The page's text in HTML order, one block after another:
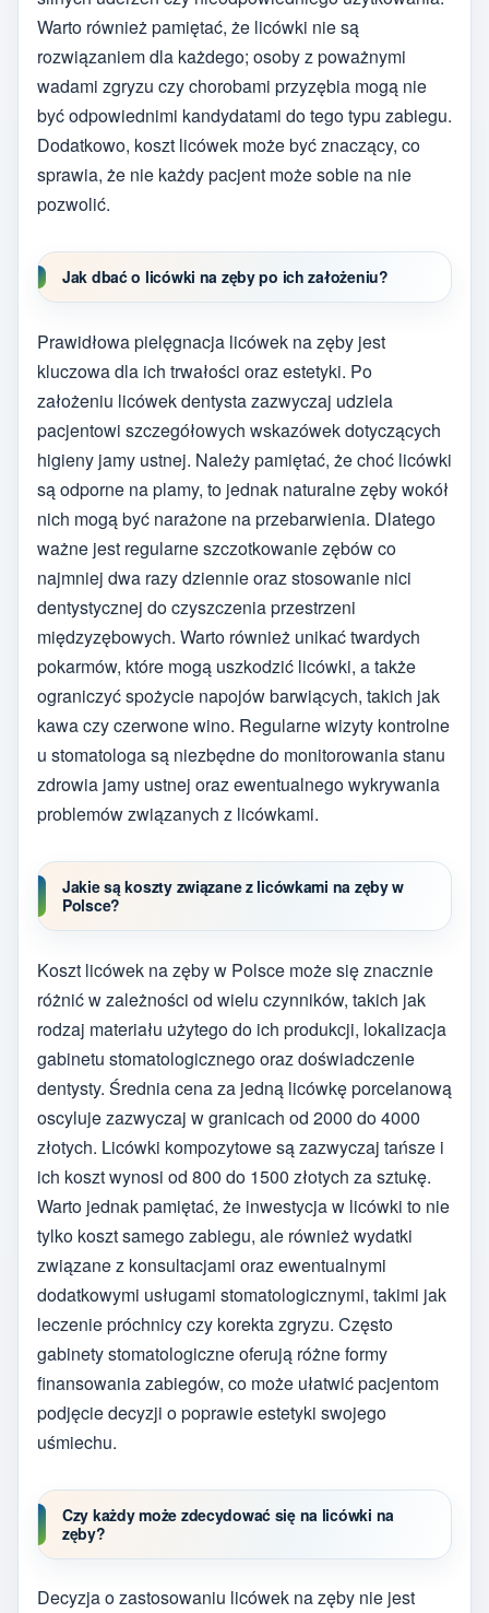
Warto również pamiętać, że licówki nie są
rozwiązaniem dla każdego; osoby z poważnymi
wadami zgryzu czy chorobami przyzębia mogą nie
być odpowiednimi kandydatami do tego typu zabiegu.
Dodatkowo, koszt licówek może być znaczący, co
sprawia, że nie każdy pacjent może sobie na nie
pozwolić.
Jak dbać o licówki na zęby po ich założeniu?
Prawidłowa pielęgnacja licówek na zęby jest
kluczowa dla ich trwałości oraz estetyki. Po
założeniu licówek dentysta zazwyczaj udziela
pacjentowi szczegółowych wskazówek dotyczących
higieny jamy ustnej. Należy pamiętać, że choć licówki
są odporne na plamy, to jednak naturalne zęby wokół
nich mogą być narażone na przebarwienia. Dlatego
ważne jest regularne szczotkowanie zębów co
najmniej dwa razy dziennie oraz stosowanie nici
dentystycznej do czyszczenia przestrzeni
międzyzębowych. Warto również unikać twardych
pokarmów, które mogą uszkodzić licówki, a także
ograniczyć spożycie napojów barwiących, takich jak
kawa czy czerwone wino. Regularne wizyty kontrolne
u stomatologa są niezbędne do monitorowania stanu
zdrowia jamy ustnej oraz ewentualnego wykrywania
problemów związanych z licówkami.
Jakie są koszty związane z licówkami na zęby w
Polsce?
Koszt licówek na zęby w Polsce może się znacznie
różnić w zależności od wielu czynników, takich jak
rodzaj materiału użytego do ich produkcji, lokalizacja
gabinetu stomatologicznego oraz doświadczenie
dentysty. Średnia cena za jedną licówkę porcelanową
oscyluje zazwyczaj w granicach od 2000 do 4000
złotych. Licówki kompozytowe są zazwyczaj tańsze i
ich koszt wynosi od 800 do 1500 złotych za sztukę.
Warto jednak pamiętać, że inwestycja w licówki to nie
tylko koszt samego zabiegu, ale również wydatki
związane z konsultacjami oraz ewentualnymi
dodatkowymi usługami stomatologicznymi, takimi jak
leczenie próchnicy czy korekta zgryzu. Często
gabinety stomatologiczne oferują różne formy
finansowania zabiegów, co może ułatwić pacjentom
podjęcie decyzji o poprawie estetyki swojego
uśmiechu.
Czy każdy może zdecydować się na licówki na
zęby?
Decyzja o zastosowaniu licówek na zęby nie jest